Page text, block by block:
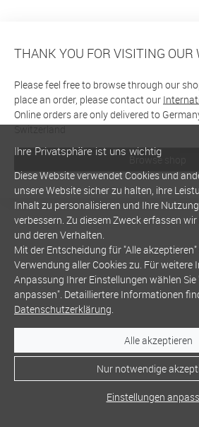
THANK YOU FOR VISITING OUR
Please feel free to browse through our
place an order, please contact our
Online orders are only delivered to
Switzerland
Browse shop
Ihre Privatsphäre ist uns wichtig
Diese Website verwendet Cookies und
unsere Website sicher zu halten, ihre
Inhalt zu personalisieren und Ihre
verbessern. Zu diesem Zweck erfassen
und deren Verhalten.
Mit der Entscheidung für "Alle
Verwendung aller Cookies zu. Für weitere
Anpassung Ihrer Einstellungen wählen Sie
anpassen". Detailliertere Informationen
Datenschutzerklärung.
Alle akzeptieren
Nur notwendige
Einstellungen